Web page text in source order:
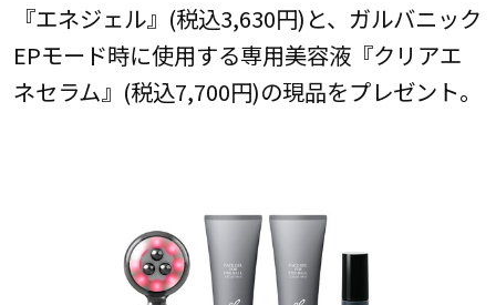
『エネジェル』(税込3,630円)と、ガルバニック
EPモード時に使用する専用美容液『クリアエ
ネセラム』(税込7,700円)の現品をプレゼント。